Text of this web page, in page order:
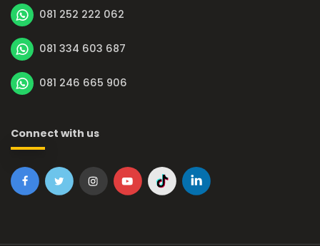
081 252 222 062
081 334 603 687
081 246 665 906
Connect with us